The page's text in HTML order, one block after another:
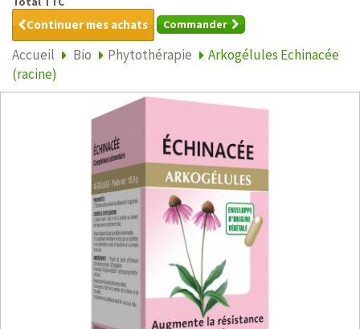
Continuer mes achats Commander
Accueil Bio Phytothérapie
Arkogélules Echinacée
(racine)